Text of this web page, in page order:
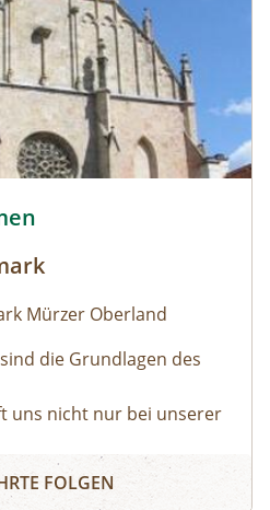
NextGenerationEU
Anwendungs- und
Vom Treffpunkt
Bichlalm.BUCH-TIPP:
Heilkräuter, Die
Im Naturparkhaus im
und in der Tyrolia
Mürzer Oberland
die Grundlagen des
uns nicht nur bei unserer
oder bei
Wir lernen durch
FOLGEN